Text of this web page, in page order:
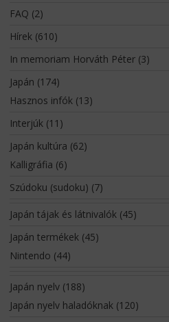
FAQ (2)
Hírek(610)
In memoriam Horváth Péter(3)
Japán (174)
Hasznos infók(13)
Interjúk(11)
Japán kultúra (62)
Kalligráfia (6)
Szúdoku (sudoku) (7)
Japán tájak és látnivalók(45)
Japán termékek(45)
Nintendo (44)
Japán nyelv(188)
Japán nyelv haladóknak(120)